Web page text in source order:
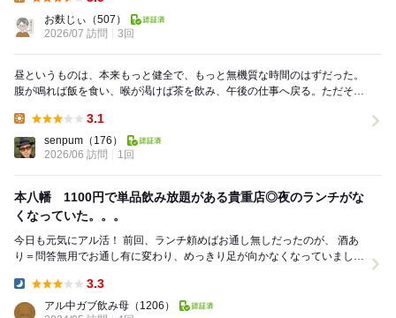
お麩じぃ （507）
2026/07 訪問
3回
昼というものは、本来もっと健全で、もっと無機質な時間のはずだった。
腹が鳴れば飯を食い、喉が渇けば茶を飲み、午後の仕事へ戻る。ただそれ
3.1
senpum （176）
2026/06 訪問
1回
本八幡 1100円で単品飲み放題がある貴重店◎夜のランチがな
くなっていた。。。
今日も元気にアル活！ 前回、ランチ頼めばお通し無しだったのが、 酒あ
り＝問答無用でお通し有に変わり、めっきり足が向かなくなっていました
3.3
アル中ガブ飲み母 （1206）